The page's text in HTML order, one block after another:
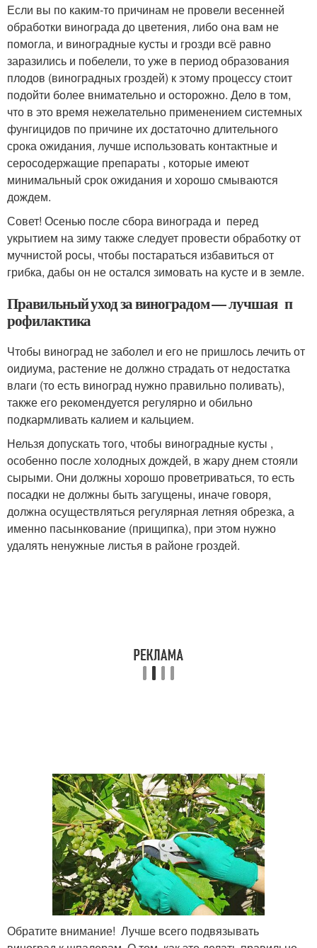
Если вы по каким-то причинам не провели весенней
обработки винограда до цветения, либо она вам не
помогла, и виноградные кусты и грозди всё равно
заразились и побелели, то уже в период образования
плодов (виноградных гроздей) к этому процессу стоит
подойти более внимательно и осторожно. Дело в том,
что в это время нежелательно применением системных
фунгицидов по причине их достаточно длительного
срока ожидания, лучше использовать контактные и
серосодержащие препараты , которые имеют
минимальный срок ожидания и хорошо смываются
дождем.
Совет! Осенью после сбора винограда и перед
укрытием на зиму также следует провести обработку от
мучнистой росы, чтобы постараться избавиться от
грибка, дабы он не остался зимовать на кусте и в земле.
Правильный уход за виноградом — лучшая п
рофилактика
Чтобы виноград не заболел и его не пришлось лечить от
оидиума, растение не должно страдать от недостатка
влаги (то есть виноград нужно правильно поливать),
также его рекомендуется регулярно и обильно
подкармливать калием и кальцием.
Нельзя допускать того, чтобы виноградные кусты ,
особенно после холодных дождей, в жару днем стояли
сырыми. Они должны хорошо проветриваться, то есть
посадки не должны быть загущены, иначе говоря,
должна осуществляться регулярная летняя обрезка, а
именно пасынкование (прищипка), при этом нужно
удалять ненужные листья в районе гроздей.
Обратите внимание! Лучше всего подвязывать